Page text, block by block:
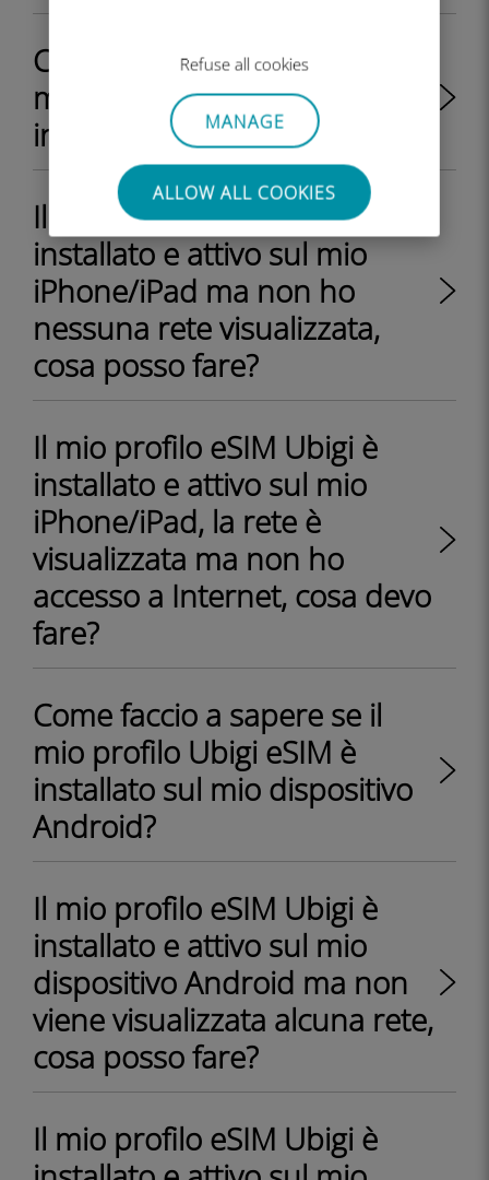
Refuse all cookies
MANAGE
ALLOW ALL COOKIES
Come posso verificare se il
mio profilo eSIM Ubigi è
installato sul mio iPhone?
Il mio profilo Ubigi eSIM è
installato e attivo sul mio
iPhone/iPad ma non ho
nessuna rete visualizzata,
cosa posso fare?
Il mio profilo eSIM Ubigi è
installato e attivo sul mio
iPhone/iPad, la rete è
visualizzata ma non ho
accesso a Internet, cosa devo
fare?
Come faccio a sapere se il
mio profilo Ubigi eSIM è
installato sul mio dispositivo
Android?
Il mio profilo eSIM Ubigi è
installato e attivo sul mio
dispositivo Android ma non
viene visualizzata alcuna rete,
cosa posso fare?
Il mio profilo eSIM Ubigi è